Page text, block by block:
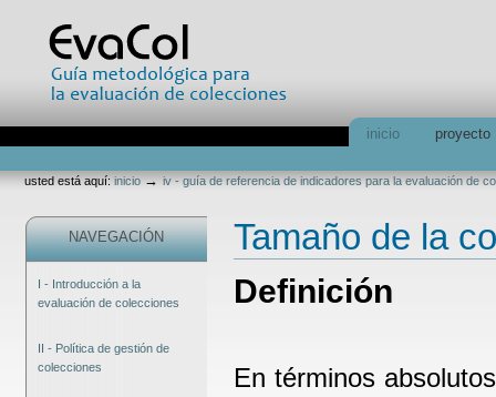
contenido.
inicio proyecto
Personales
usted está aquí: inicio →iv - guía de referencia de indicadores para la evaluación de
NAVEGACIÓN
I - Introducción a la
evaluación de colecciones
II - Política de gestión de
colecciones
Tamaño de la
Definición
En términos